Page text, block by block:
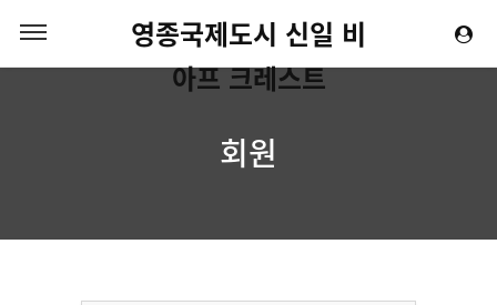
영종국제도시 신일 비
아프 크레스트
회원